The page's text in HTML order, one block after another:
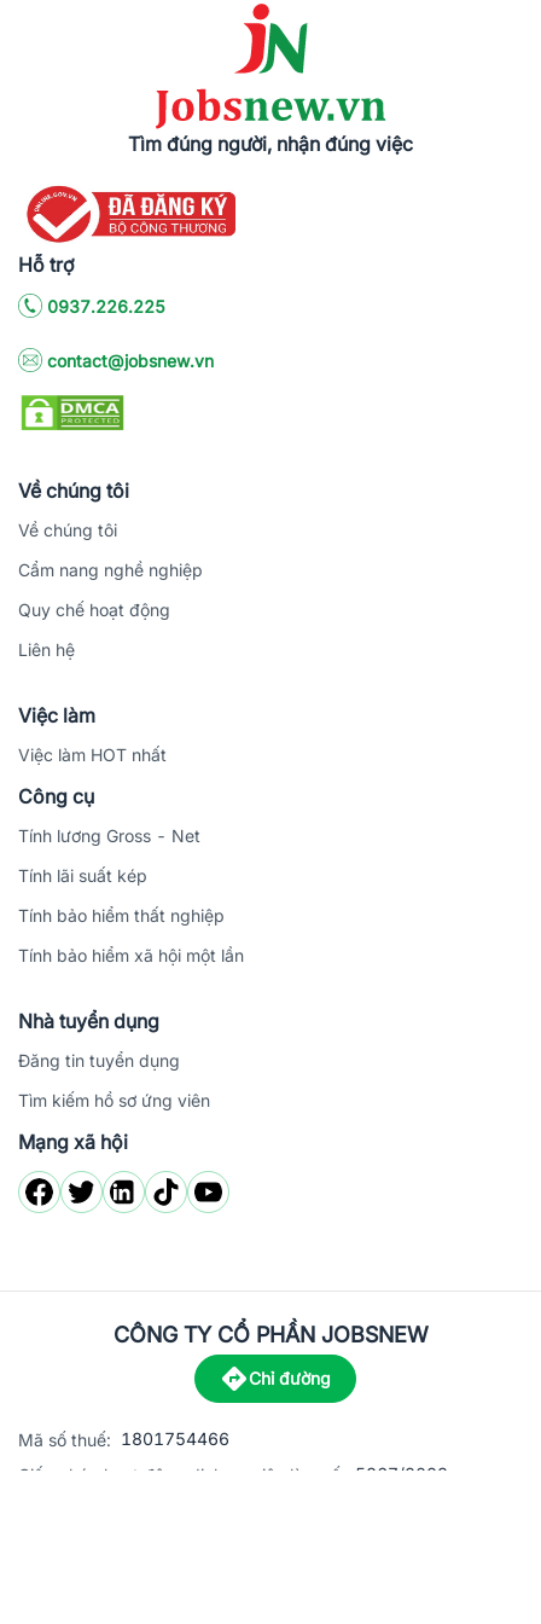
Tìm đúng người, nhận đúng việc
Hỗ trợ
0937.226.225
contact@jobsnew.vn
Về chúng tôi
Về chúng tôi
Cẩm nang nghề nghiệp
Quy chế hoạt động
Liên hệ
Việc làm
Việc làm HOT nhất
Công cụ
Tính lương Gross - Net
Tính lãi suất kép
Tính bảo hiểm thất nghiệp
Tính bảo hiểm xã hội một lần
Nhà tuyển dụng
Đăng tin tuyển dụng
Tìm kiếm hồ sơ ứng viên
Mạng xã hội
CÔNG TY CỔ PHẦN JOBSNEW
Chỉ đường
Mã số thuế: 1801754466
Giấy phép hoạt động dịch vụ việc làm số:
5867/2023